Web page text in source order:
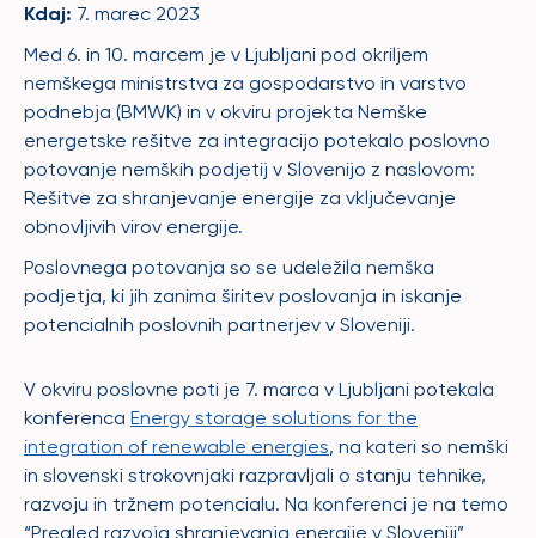
Kdaj: 7. marec 2023
Med 6. in 10. marcem je v Ljubljani pod okriljem
nemškega ministrstva za gospodarstvo in varstvo
podnebja (BMWK) in v okviru projekta Nemške
energetske rešitve za integracijo potekalo poslovno
potovanje nemških podjetij v Slovenijo z naslovom:
Rešitve za shranjevanje energije za vključevanje
obnovljivih virov energije.
Poslovnega potovanja so se udeležila nemška
podjetja, ki jih zanima širitev poslovanja in iskanje
potencialnih poslovnih partnerjev v Sloveniji.
V okviru poslovne poti je 7. marca v Ljubljani potekala
konferenca Energy storage solutions for the
integration of renewable energies, na kateri so nemški
in slovenski strokovnjaki razpravljali o stanju tehnike,
razvoju in tržnem potencialu. Na konferenci je na temo
“Pregled razvoja shranjevanja energije v Sloveniji”